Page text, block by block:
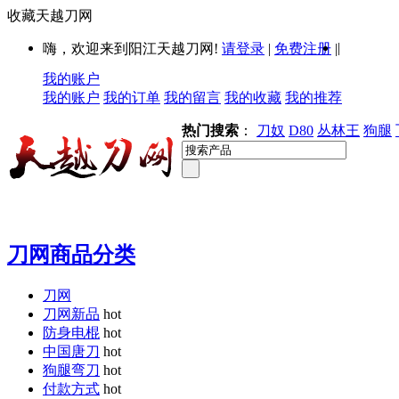
收藏天越刀网
嗨，欢迎来到阳江天越刀网! 请登录 | 免费注册 ||
我的账户
我的账户 我的订单 我的留言 我的收藏 我的推荐
热门搜索 ： 刀奴 D80 丛林王 狗腿
刀网商品分类
刀网
刀网新品 hot
防身电棍 hot
中国唐刀 hot
狗腿弯刀 hot
付款方式 hot